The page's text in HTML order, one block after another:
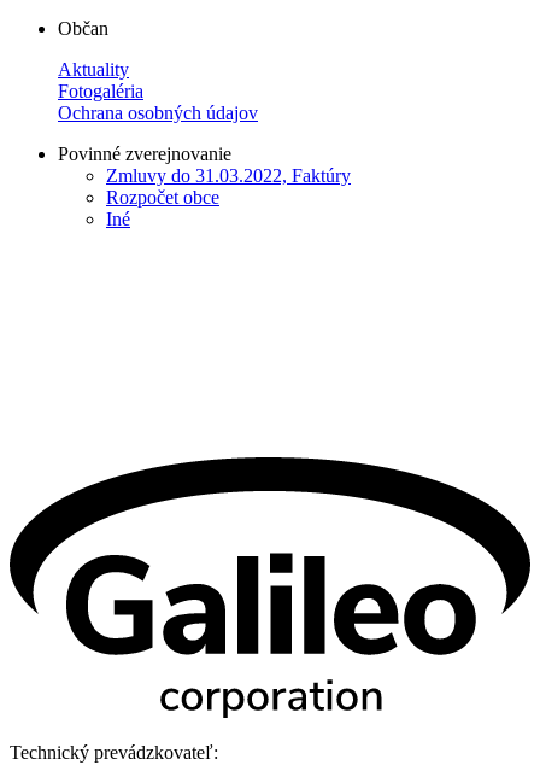
Občan
Aktuality
Fotogaléria
Ochrana osobných údajov
Povinné zverejnovanie
Zmluvy do 31.03.2022, Faktúry
Rozpočet obce
Iné
Technický prevádzkovateľ: